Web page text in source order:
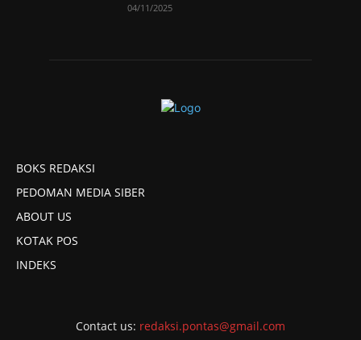
04/11/2025
BOKS REDAKSI
PEDOMAN MEDIA SIBER
ABOUT US
KOTAK POS
INDEKS
Contact us: redaksi.pontas@gmail.com